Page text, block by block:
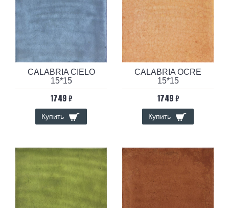
CALABRIA CIELO
15*15
1749 ₽
Купить
CALABRIA OCRE
15*15
1749 ₽
Купить